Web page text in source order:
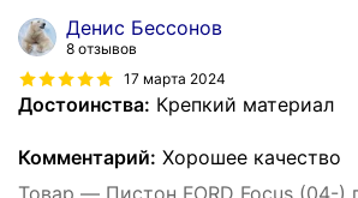
Денис Бессонов
8 отзывов
17 марта 2024
Достоинства: Крепкий материал
Комментарий: Хорошее качество